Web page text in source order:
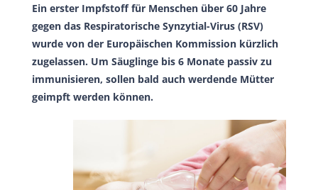
Ein erster Impfstoff für Menschen über 60 Jahre
gegen das Respiratorische Synzytial-Virus (RSV)
wurde von der Europäischen Kommission kürzlich
zugelassen. Um Säuglinge bis 6 Monate passiv zu
immunisieren, sollen bald auch werdende Mütter
geimpft werden können.